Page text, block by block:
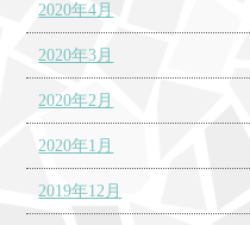
2020年4月
2020年3月
2020年2月
2020年1月
2019年12月